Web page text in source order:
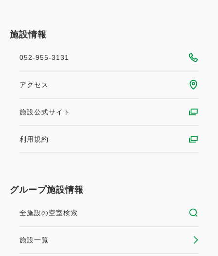
[サービス]
・18歳以下のお子様添い寝無料
お子様の朝食が必要なお客様はチェックイン時にフロ
・お子様のアメニティ（枕・パジャマ・ハブラシ・タ
ます
施設情報
052-955-3131
アクセス
施設公式サイト
利用規約
グループ施設情報
全施設の空室検索
施設一覧